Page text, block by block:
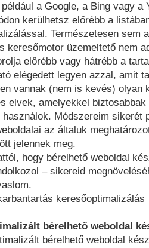
a Google, a Bing vagy a
kerülhetsz előrébb a
Természetesen sem
keresőmotor üzemeltető nem
előrébb vagy hátrébb a
elégedett legyen azzal, amit
vannak (nem is kevés) olyan
elvek, amelyekkel
használok. Módszereim sikerét
az általuk
jelennek meg.
hogy bérelhető weboldal
– sikereid
keresőoptimalizálás
bérelhető weboldal
bérelhető weboldal